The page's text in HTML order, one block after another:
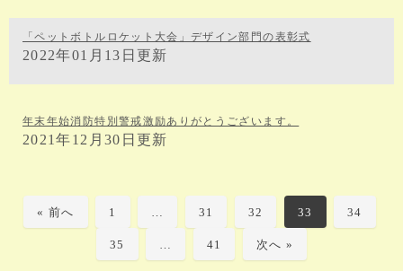
「ペットボトルロケット大会」デザイン部門の表彰式
2022年01月13日更新
年末年始消防特別警戒激励ありがとうございます。
2021年12月30日更新
« 前へ 1 … 31 32 33 34
35 … 41 次へ »